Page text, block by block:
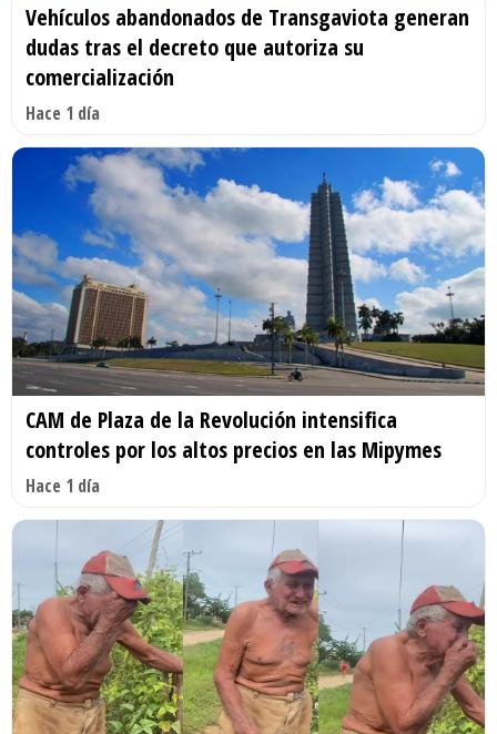
Vehículos abandonados de Transgaviota generan
dudas tras el decreto que autoriza su
comercialización
Hace 1 día
CAM de Plaza de la Revolución intensifica
controles por los altos precios en las Mipymes
Hace 1 día